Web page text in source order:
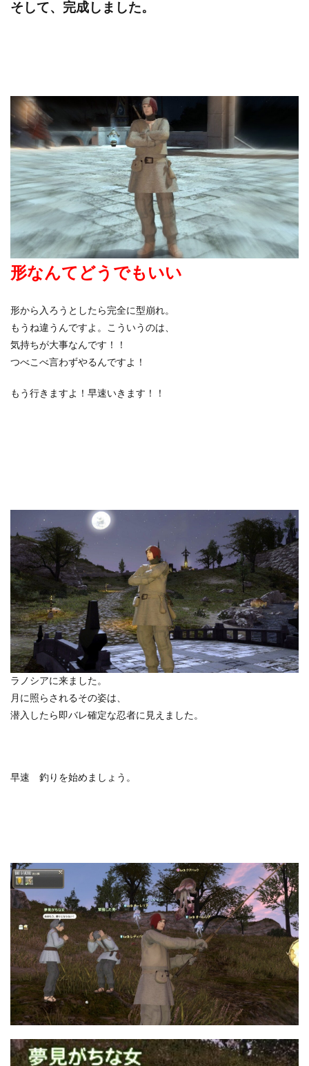
そして、完成しました。
形なんてどうでもいい
形から入ろうとしたら完全に型崩れ。
もうね違うんですよ。こういうのは、
気持ちが大事なんです！！
つべこべ言わずやるんですよ！
もう行きますよ！早速いきます！！
ラノシアに来ました。
月に照らされるその姿は、
潜入したら即バレ確定な忍者に見えました。
早速 釣りを始めましょう。